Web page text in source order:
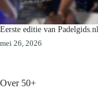
Eerste editie van
mei 26, 2026
Over 50+